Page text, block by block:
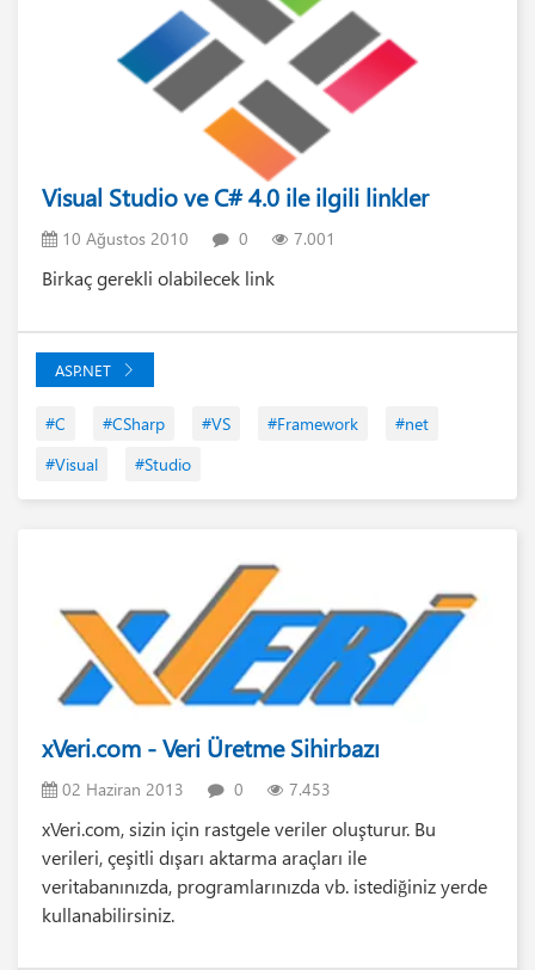
Visual Studio ve C# 4.0 ile ilgili linkler
10 Ağustos 2010 0 7.001
Birkaç gerekli olabilecek link
ASP.NET
#C #CSharp #VS #Framework
#net
#Visual
#Studio
xVeri.com - Veri Üretme Sihirbazı
02 Haziran 2013 0 7.453
xVeri.com, sizin için rastgele veriler oluşturur. Bu
verileri, çeşitli dışarı aktarma araçları ile
veritabanınızda, programlarınızda vb. istediğiniz yerde
kullanabilirsiniz.